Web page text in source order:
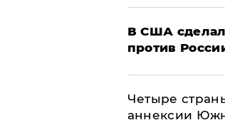
В США
против
Четыре
аннексии